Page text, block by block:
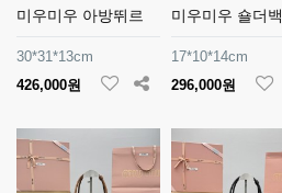
미우미우 아방뛰르
30*31*13cm
426,000원
미우미우 숄더백
17*10*14cm
296,000원